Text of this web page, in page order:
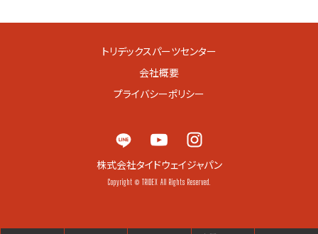
トリデックスパーツセンター
会社概要
プライバシーポリシー
株式会社タイドウェイジャパン
Copyright © TRIDEX All Rights Reserved.